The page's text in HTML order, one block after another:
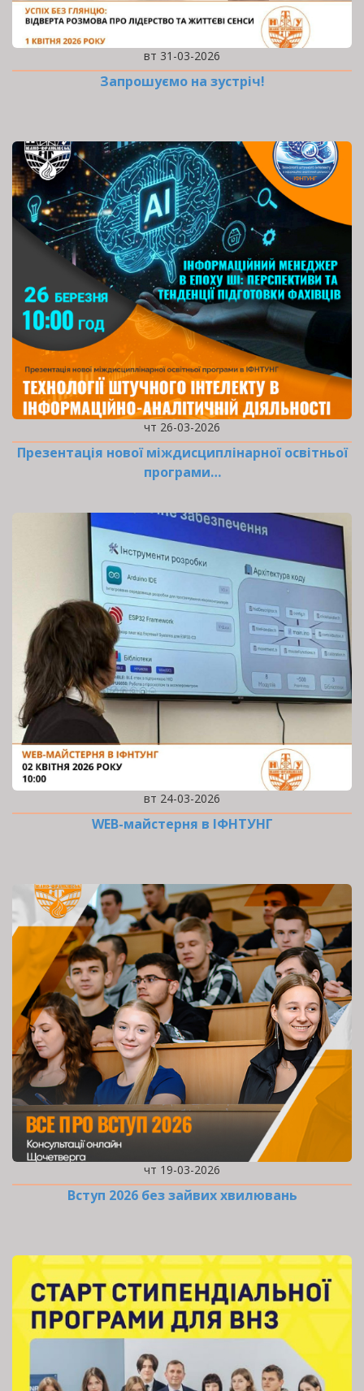
вт 31-03-2026
Запрошуємо на зустріч!
чт 26-03-2026
Презентація нової міждисциплінарної освітньої
програми…
вт 24-03-2026
WEB-майстерня в ІФНТУНГ
чт 19-03-2026
Вступ 2026 без зайвих хвилювань